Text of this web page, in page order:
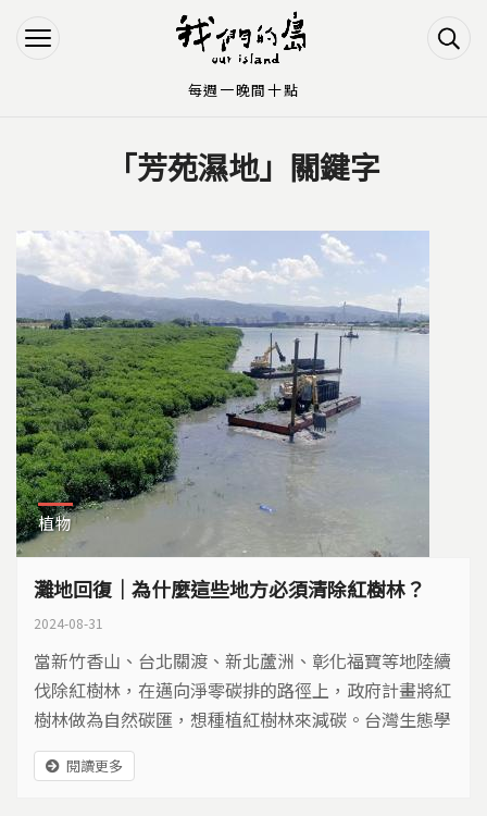
Jump to Navigation
Jump to Main content
「芳苑濕地」關鍵字
植物
灘地回復｜為什麼這些地方必須清除紅樹林？
2024-08-31
當新竹香山、台北關渡、新北蘆洲、彰化福寶等地陸續
伐除紅樹林，在邁向淨零碳排的路徑上，政府計畫將紅
樹林做為自然碳匯，想種植紅樹林來減碳。台灣生態學
會理事蔡嘉陽認為「這不是為了生態，是為了生意。」
紅樹林沒有罪，問題是人們把它帶到了，原本沒有它的
閱讀更多
每週一晚間十點